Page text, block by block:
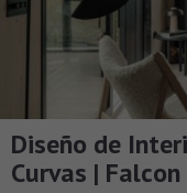
Diseño de
Curvas |